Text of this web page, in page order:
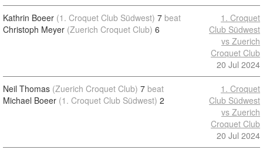
Kathrin Boeer (1. Croquet Club Südwest) 7 beat
Christoph Meyer (Zuerich Croquet Club) 6
1. Croquet
Club Südwest
vs Zuerich
Croquet Club
20 Jul 2024
Neil Thomas (Zuerich Croquet Club) 7 beat
Michael Boeer (1. Croquet Club Südwest) 2
1. Croquet
Club Südwest
vs Zuerich
Croquet Club
20 Jul 2024